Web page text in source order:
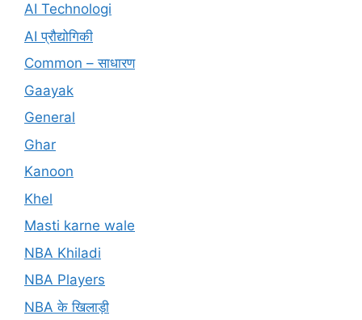
AI Technologi
AI प्रौद्योगिकी
Common – साधारण
Gaayak
General
Ghar
Kanoon
Khel
Masti karne wale
NBA Khiladi
NBA Players
NBA के खिलाड़ी